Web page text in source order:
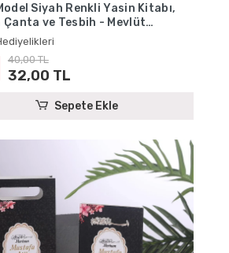
Siyah Renkli Yasin Kitabı,
Çanta ve Tesbih - Mevlüt
40,00 TL
32,00 TL
Sepete Ekle